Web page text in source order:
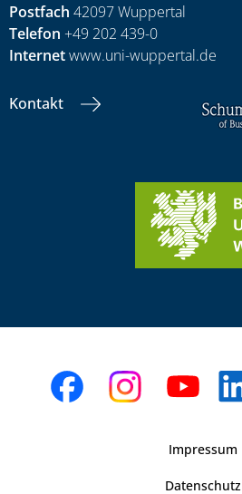
Postfach 42097 Wuppertal
Telefon +49 202 439-0
Internetwww.uni-wuppertal.de
Kontakt
Impressum
Datenschutz